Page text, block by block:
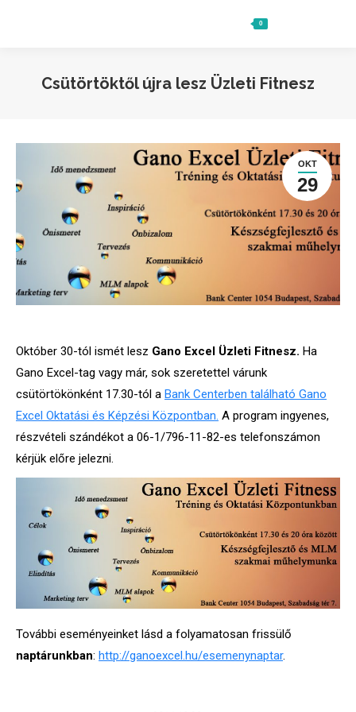
0
Csütörtöktől újra lesz Üzleti Fitnesz
OKT
29
Október 30-tól ismét lesz Gano Excel Üzleti Fitnesz. Ha
Gano Excel-tag vagy már, sok szeretettel várunk
csütörtökönként 17.30-tól a Bank Centerben található Gano
Excel Oktatási és Képzési Központban. A program ingyenes,
részvételi szándékot a 06-1/796-11-82-es telefonszámon
kérjük előre jelezni.
További eseményeinket lásd a folyamatosan frissülő
naptárunkban: http://ganoexcel.hu/esemenynaptar.